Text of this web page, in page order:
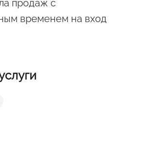
продаж с
временем на вход